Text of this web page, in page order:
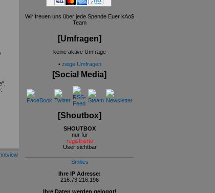
Wir freuen uns über jede Spende Euer kAo$
Team
[Umfragen]
keine aktive Umfrage
• zeige Umfragen
[Social Media]
[Shoutbox]
SHOUTBOX
nur für
registrierte
User sichtbar
Smilies
Ihre IP Adresse:
216.73.216.196
Ihre Daten werden geloggt!